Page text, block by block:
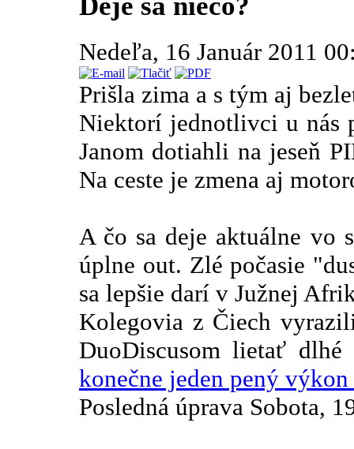
Nedeľa, 16 Január 2011
Prišla zima a s tým aj
Niektorí jednotlivci u nás
Janom dotiahli na jeseň
Na ceste je zmena aj
A čo sa deje aktuálne vo
úplne out. Zlé počasie
sa lepšie darí v Južnej
Kolegovia z Čiech
DuoDiscusom lietať
konečne jeden pený
Posledná úprava Sobota,